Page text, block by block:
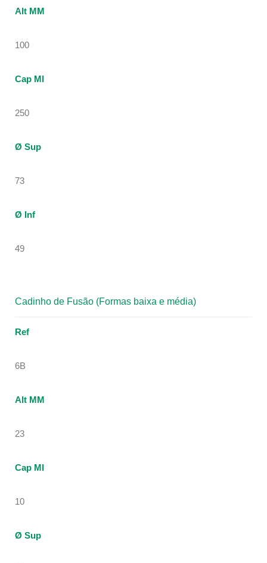
Alt MM
100
Cap Ml
250
Ø Sup
73
Ø Inf
49
Cadinho de Fusão (Formas baixa e média)
Ref
6B
Alt MM
23
Cap Ml
10
Ø Sup